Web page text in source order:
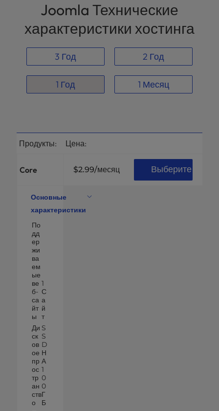
Joomla Технические
характеристики хостинга
3 Год 2 Год
1 Год 1 Месяц
Продукты: Цена:
Core $2.99/месяц Выберите
Основные
характеристики
По
дд
ер
жи
ва
ем
ые
ве
б-
са
йт
ы
1
С
а
й
т
Ди
ск
ов
ое
пр
ос
тр
ан
ств
о
S
S
D
Н
А
1
0
0
Г
Б